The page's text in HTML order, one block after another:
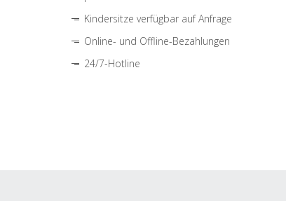
Kindersitze verfügbar auf Anfrage
Online- und Offline-Bezahlungen
24/7-Hotline